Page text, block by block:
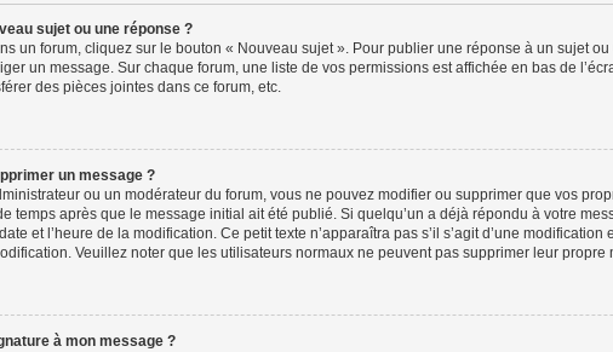
sujet ou une réponse ?
un forum, cliquez sur le bouton « Nouveau sujet ». Pour publier une réponse à un sujet
un message. Sur chaque forum, une liste de vos permissions est affichée en bas de
des pièces jointes dans ce forum, etc.
un message ?
ou un modérateur du forum, vous ne pouvez modifier ou supprimer que vos
temps après que le message initial ait été publié. Si quelqu’un a déjà répondu à votre
et l’heure de la modification. Ce petit texte n’apparaîtra pas s’il s’agit d’une
Veuillez noter que les utilisateurs normaux ne peuvent pas supprimer leur
à mon message ?